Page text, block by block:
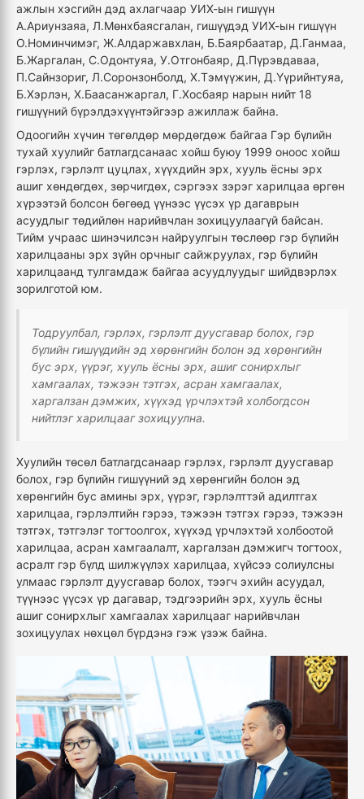
ажлын хэсгийн дэд ахлагчаар УИХ-ын гишүүн
А.Ариунзаяа, Л.Мөнхбаясгалан, гишүүдэд УИХ-ын гишүүн
О.Номинчимэг, Ж.Алдаржавхлан, Б.Баярбаатар, Д.Ганмаа,
Б.Жаргалан, С.Одонтуяа, У.Отгонбаяр, Д.Пүрэвдаваа,
П.Сайнзориг, Л.Соронзонболд, Х.Тэмүүжин, Д.Үүрийнтуяа,
Б.Хэрлэн, Х.Баасанжаргал, Г.Хосбаяр нарын нийт 18
гишүүний бүрэлдэхүүнтэйгээр ажиллаж байна.
Одоогийн хүчин төгөлдөр мөрдөгдөж байгаа Гэр бүлийн
тухай хуулийг батлагдсанаас хойш буюу 1999 оноос хойш
гэрлэх, гэрлэлт цуцлах, хүүхдийн эрх, хууль ёсны эрх
ашиг хөндөгдөх, зөрчигдөх, сэргээх зэрэг харилцаа өргөн
хүрээтэй болсон бөгөөд үүнээс үүсэх үр дагаврын
асуудлыг төдийлөн нарийвчлан зохицуулаагүй байсан.
Тийм учраас шинэчилсэн найруулгын төслөөр гэр бүлийн
харилцааны эрх зүйн орчныг сайжруулах, гэр бүлийн
харилцаанд тулгамдаж байгаа асуудлуудыг шийдвэрлэх
зорилготой юм.
Тодруулбал, гэрлэх, гэрлэлт дуусгавар болох, гэр
бүлийн гишүүдийн эд хөрөнгийн болон эд хөрөнгийн
бус эрх, үүрэг, хууль ёсны эрх, ашиг сонирхлыг
хамгаалах, тэжээн тэтгэх, асран хамгаалах,
харгалзан дэмжих, хүүхэд үрчлэхтэй холбогдсон
нийтлэг харилцааг зохицуулна.
Хуулийн төсөл батлагдсанаар гэрлэх, гэрлэлт дуусгавар
болох, гэр бүлийн гишүүний эд хөрөнгийн болон эд
хөрөнгийн бус амины эрх, үүрэг, гэрлэлттэй адилтгах
харилцаа, гэрлэлтийн гэрээ, тэжээн тэтгэх гэрээ, тэжээн
тэтгэх, тэтгэлэг тогтоолгох, хүүхэд үрчлэхтэй холбоотой
харилцаа, асран хамгаалалт, харгалзан дэмжигч тогтоох,
асралт гэр бүлд шилжүүлэх харилцаа, хүйсээ солиулсны
улмаас гэрлэлт дуусгавар болох, тээгч эхийн асуудал,
түүнээс үүсэх үр дагавар, тэдгээрийн эрх, хууль ёсны
ашиг сонирхлыг хамгаалах харилцааг нарийвчлан
зохицуулах нөхцөл бүрдэнэ гэж үзэж байна.